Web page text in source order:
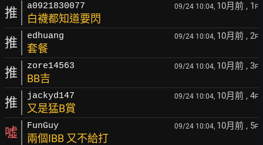
推 a0921830077 09/24 10:04, 10月前 , 1 F
白襪都知道要閃
推 edhuang 09/24 10:04, 10月前 , 2F
套餐
推 zore14563 09/24 10:04, 10月前 , 3F
BB吉
推 jackyd147 09/24 10:04, 10月前 , 4F
又是猛B賞
噓 FunGuy 09/24 10:04, 10月前 , 5F
兩個IBB 又不給打